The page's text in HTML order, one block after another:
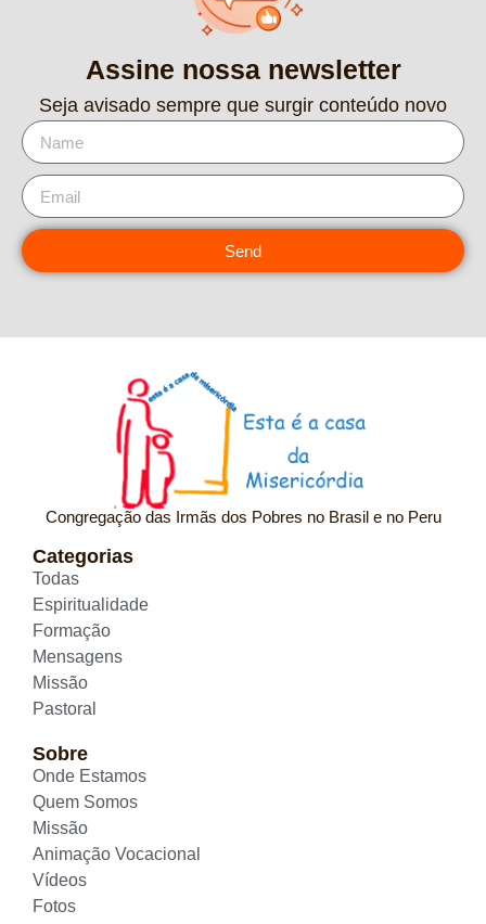
Assine nossa newsletter
Seja avisado sempre que surgir conteúdo novo
Send
Congregação das Irmãs dos Pobres no Brasil e no Peru
Categorias
Todas
Espiritualidade
Formação
Mensagens
Missão
Pastoral
Sobre
Onde Estamos
Quem Somos
Missão
Animação Vocacional
Vídeos
Fotos